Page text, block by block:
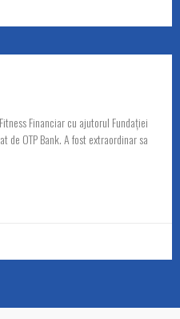
Financiar cu ajutorul Fundației
de OTP Bank. A fost extraordinar sa